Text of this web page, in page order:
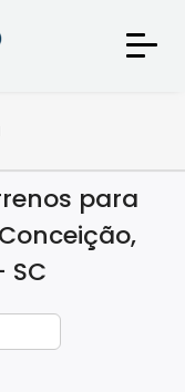
para
SC